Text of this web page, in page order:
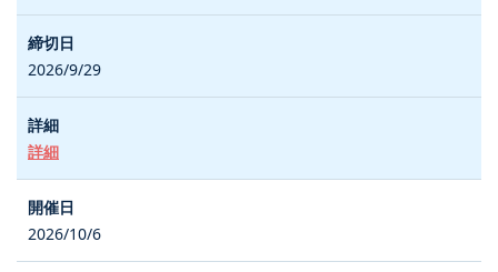
2026/9/29
詳細
2026/10/6